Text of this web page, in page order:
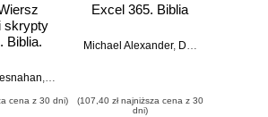
skrypty
Biblia.
cena z 30 dni)
Excel 365. Biblia
Michael Alexander, Dick Kusleika
(107,40 zł najniższa cena z 30
dni)